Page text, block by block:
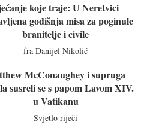
koje traje: U Neretvici
godišnja misa za poginule
branitelje i civile
fra Danijel Nikolić
McConaughey i supruga
susreli se s papom Lavom XIV.
u Vatikanu
Svjetlo riječi